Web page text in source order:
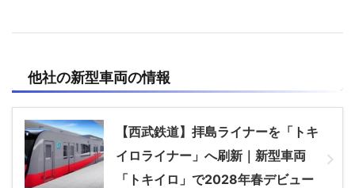
他社の新型車両の情報
【西武鉄道】拝島ライナーを「トキ
イロライナー」へ刷新｜新型車両
「トキイロ」で2028年春デビュー